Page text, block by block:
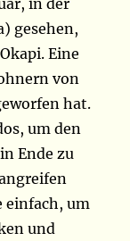
in der
gesehen,
Eine
von
hat.
um den
Ende zu
einfach, um
und